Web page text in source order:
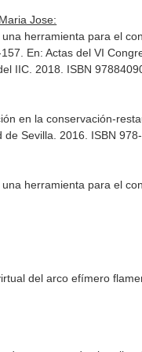
Jose:
herramienta para el
En: Actas del VI
IIC. 2018. ISBN
en la conservación-
Sevilla. 2016. ISBN
herramienta para el
del arco efímero